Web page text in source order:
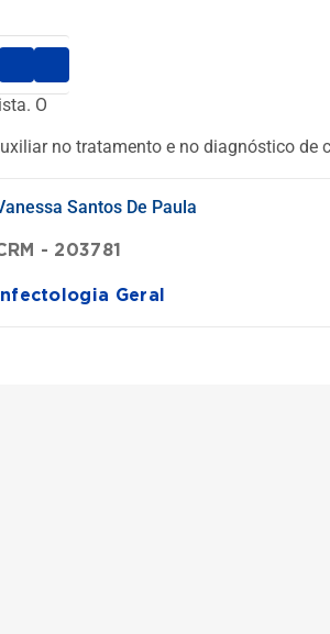
O
no tratamento e no diagnóstico de
Santos De Paula
- 203781
Geral